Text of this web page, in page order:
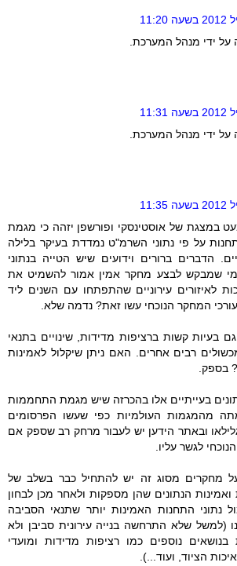
על ידי מנהל המערכת.
על ידי מנהל המערכת.
במצגת של אוסטינסקי ופורשפן יזהה כי מגמת
על פי נתוני השרמ"ט נמדדת בעיקר בלילה
הדברים ברורים וידועים שיש הטייה בנתוני
מי שמבקש לבצע מחקר אמין אמור להשמיט את
לאיזורים עירוניים שהתפתחו עם השנים ליד
המחקר הנוכחי עשו זאת? נדמה שלא.
בעיות קשות ברציפות מדידות, שינויים בתנאי
רבים אחרים. האם ניתן שיקלול לאמינות
בספק.
בעייתיים אלו בהכרזה שיש מגמת התחממות
מהמגמות העולמיות כפי שעשו הפרסומים
ובאתר הידען יש לעבור מרחק רב שספק אם
לגשר עליו.
מחקרים מסוג זה יש להתחיל כבר בשלב של
הנתונים שהן מספקות ולאחר מכן לבחון
נתוני התחנות האמינות יותר שתנאי הסביבה
(למשל שלא התרחשה בנייה עירונית סביבן ולא
בנושאים נוספים כמו רציפות מדידות ומועדי
הציוד, ועוד...).